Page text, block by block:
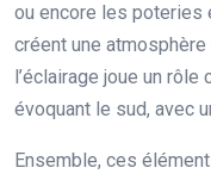
ou encore les poteries
créent une
l’éclairage joue un
évoquant le sud, avec
Ensemble, ces